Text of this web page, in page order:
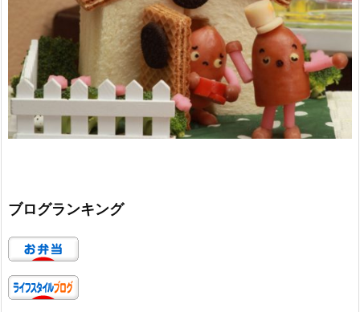
ブログランキング